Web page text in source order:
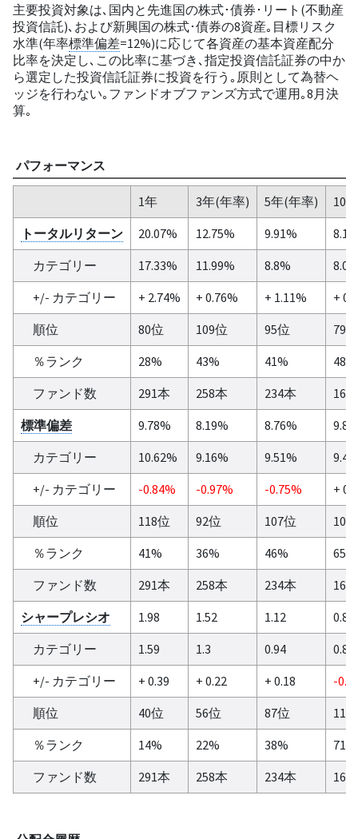
主要投資対象は､国内と先進国の株式･債券･リート(不動産
投資信託)､および新興国の株式･債券の8資産｡目標リスク
水準(年率標準偏差=12%)に応じて各資産の基本資産配分
比率を決定し､この比率に基づき､指定投資信託証券の中か
ら選定した投資信託証券に投資を行う｡原則として為替ヘ
ッジを行わない｡ファンドオブファンズ方式で運用｡8月決
算｡
パフォーマンス
1年 3年(年率) 5年(年率)
10
トータルリターン
20.07% 12.75% 9.91%
カテゴリー
17.33% 11.99% 8.8%
+/- カテゴリー
+ 2.74% + 0.76% + 1.11%
+
順位
80位 109位 95位
79位
％ランク
28% 43% 41%
48%
ファンド数
291本 258本 234本
165
標準偏差
9.78% 8.19% 8.76%
カテゴリー
10.62% 9.16% 9.51%
+/- カテゴリー
-0.84% -0.97% -0.75%
+
順位
118位 92位 107位
106
％ランク
41% 36% 46%
65%
ファンド数
291本 258本 234本
165
シャープレシオ
1.98 1.52 1.12
0.82
カテゴリー
1.59 1.3 0.94
0.86
+/- カテゴリー
+ 0.39 + 0.22 + 0.18
-
順位
40位 56位 87位
116
％ランク
14% 22% 38%
71%
ファンド数
291本 258本 234本 165